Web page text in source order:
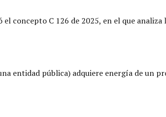
concepto C 126 de 2025, en el que
entidad pública) adquiere energía de un